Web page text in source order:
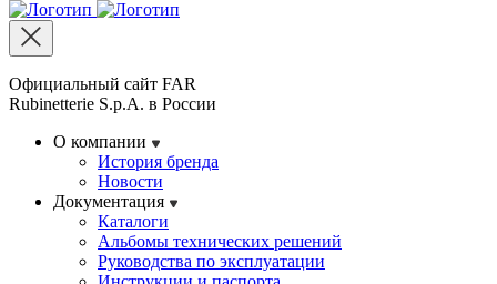
Официальный сайт FAR
Rubinetterie S.p.A. в России
О компании
История бренда
Новости
Документация
Каталоги
Альбомы технических решений
Руководства по эксплуатации